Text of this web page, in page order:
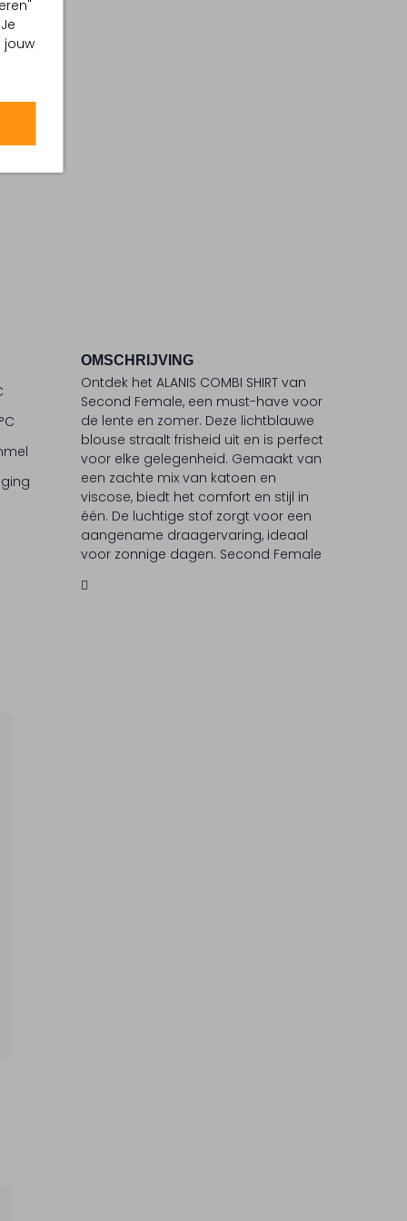
jouw
OMSCHRIJVING
Ontdek het ALANIS COMBI SHIRT van
Second Female, een must-have voor
de lente en zomer. Deze lichtblauwe
blouse straalt frisheid uit en is perfect
voor elke gelegenheid. Gemaakt van
een zachte mix van katoen en
viscose, biedt het comfort en stijl in
één. De luchtige stof zorgt voor een
aangename draagervaring, ideaal
voor zonnige dagen. Second Female
ontwerpen en aandacht voor detail,